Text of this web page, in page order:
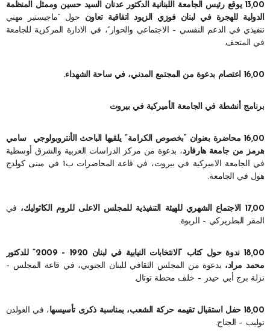
13,00 يوقع رئيس الجامعة اللبنانية الدكتور عدنان السيد حسين وممثل المنظمة
الدولية للهجرة في لبنان فوزي الزيود اتفاقية تعاون حول “ماجيستير مهني
تنفيذي في الدعم النفسي – الاجتماعي والحوار”، في الادارة المركزية للجامعة
في المتحف.
16,00 اعتصام بدعوة من المجتمع المدني، في ساحة الشهداء.
برنامج أنشطة في الجامعة الأميركية في بيروت
16,00 محاضرة بعنوان “بخصوص الكرامة” يلقيها الباحث الأنتروبولوجي سامي
هرمز من جامعة هارفارد، بدعوة من مركز الدراسات العربية والشرق أوسطية
في الجامعة الاميركية في بيروت، في قاعة المحاضرات ب1 في مبنى كولدج
هول في الجامعة.
17,00 الاجتماع الشهري للهيئة التنفيذية للمجلس الاعلى للروم الكاثوليك،
في
المقر البطريركي – الربوة.
18,00 ندوة حول كتاب “الانتخابات النيابية في لبنان 1920 – 2009” للدكتور
محمد مراد، بدعوة من المجلس الثقافي للبنان الجنوبي، في قاعة المجلس –
نزلة برج أبي حيدر – خلف محطة توتال.
18,00 حفل استقبال تقيمه حركة الشعب، بمناسبة ذكرى تأسيسها
، في الغولدن
توليب – الجناح.